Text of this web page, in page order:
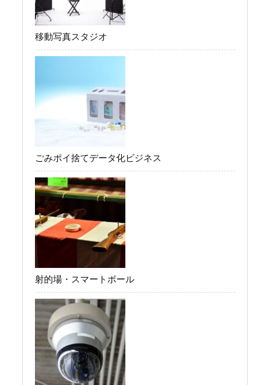
移動写真スタジオ
ごみポイ捨てデータ化ビジネス
射的場・スマートボール